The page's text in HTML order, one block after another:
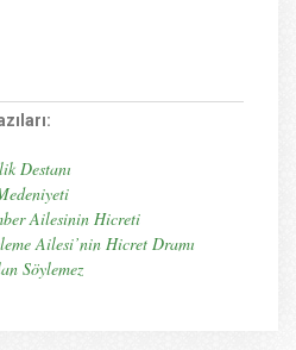
Destanı
Ailesinin Hicreti
Ailesi’nin Hicret Dramı
Söylemez